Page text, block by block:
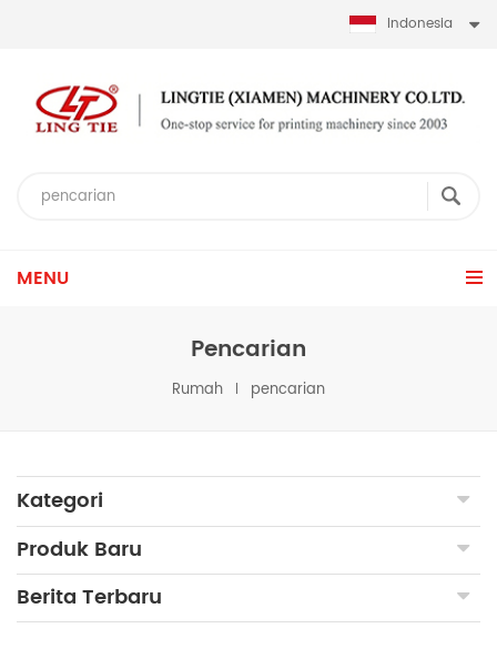
Indonesia
MENU
Pencarian
Rumah pencarian
Kategori
Produk Baru
Berita Terbaru